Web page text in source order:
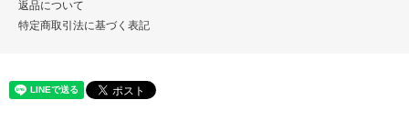
返品について
特定商取引法に基づく表記